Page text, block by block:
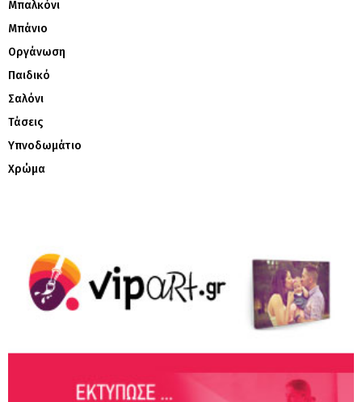
Μπαλκόνι
Μπάνιο
Οργάνωση
Παιδικό
Σαλόνι
Τάσεις
Υπνοδωμάτιο
Χρώμα